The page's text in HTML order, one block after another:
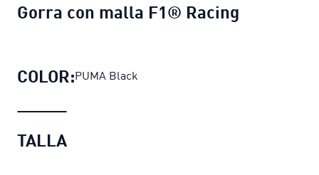
Gorra con malla F1® Racing
COLOR:PUMA Black
TALLA